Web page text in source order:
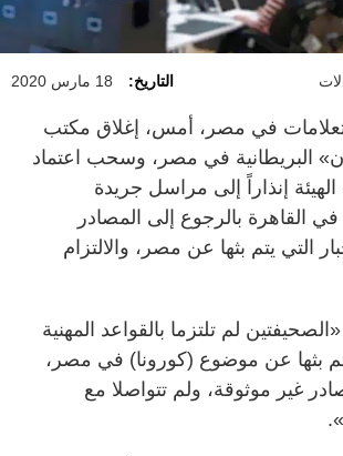
التاريخ: 18 مارس 2020
في مصر، أمس، إغلاق مكتب
البريطانية في مصر، وسحب اعتماد
إنذاراً إلى مراسل جريدة
القاهرة بالرجوع إلى المصادر
التي يتم بثها عن مصر، والالتزام
لم تلتزما بالقواعد المهنية
تم بثها عن موضوع (كورونا) في مصر،
غير موثوقة، ولم تتواصلا مع